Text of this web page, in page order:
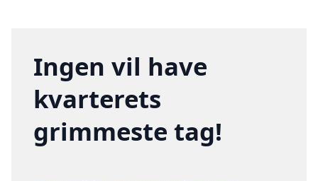
Ingen vil have
kvarterets
grimmeste tag!